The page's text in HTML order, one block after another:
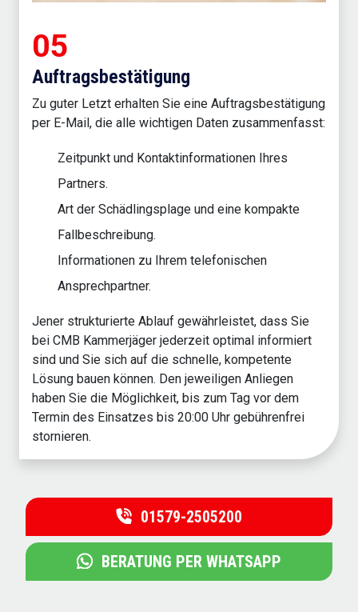
05
Auftragsbestätigung
Zu guter Letzt erhalten Sie eine Auftragsbestätigung
per E-Mail, die alle wichtigen Daten zusammenfasst:
Zeitpunkt und Kontaktinformationen Ihres
Partners.
Art der Schädlingsplage und eine kompakte
Fallbeschreibung.
Informationen zu Ihrem telefonischen
Ansprechpartner.
Jener strukturierte Ablauf gewährleistet, dass Sie
bei CMB Kammerjäger jederzeit optimal informiert
sind und Sie sich auf die schnelle, kompetente
Lösung bauen können. Den jeweiligen Anliegen
haben Sie die Möglichkeit, bis zum Tag vor dem
Termin des Einsatzes bis 20:00 Uhr gebührenfrei
stornieren.
01579-2505200
BERATUNG PER WHATSAPP